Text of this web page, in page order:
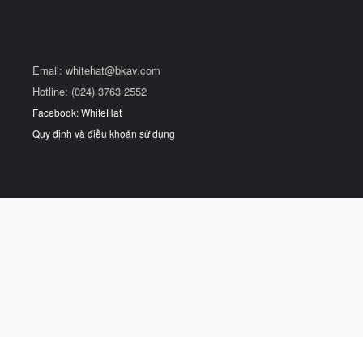
Email: whitehat@bkav.com
Hotline: (024) 3763 2552
Facebook: WhiteHat
Quy định và điều khoản sử dụng